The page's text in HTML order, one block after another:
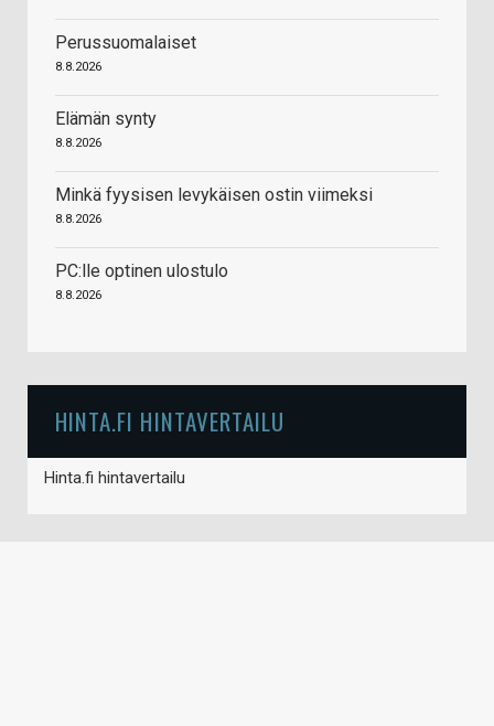
Perussuomalaiset
8.8.2026
Elämän synty
8.8.2026
Minkä fyysisen levykäisen ostin viimeksi
8.8.2026
PC:lle optinen ulostulo
8.8.2026
HINTA.FI HINTAVERTAILU
Hinta.fi hintavertailu